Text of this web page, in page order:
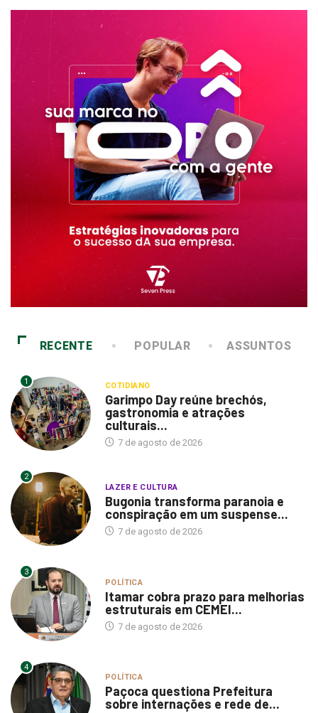
RECENTE POPULAR ASSUNTOS
1 COTIDIANO
Garimpo Day reúne brechós,
gastronomia e atrações
culturais...
7 de agosto de 2026
2
LAZER E CULTURA
Bugonia transforma paranoia e
conspiração em um suspense...
7 de agosto de 2026
3
POLÍTICA
Itamar cobra prazo para melhorias
estruturais em CEMEI...
7 de agosto de 2026
4
POLÍTICA
Paçoca questiona Prefeitura
sobre internações e rede de...